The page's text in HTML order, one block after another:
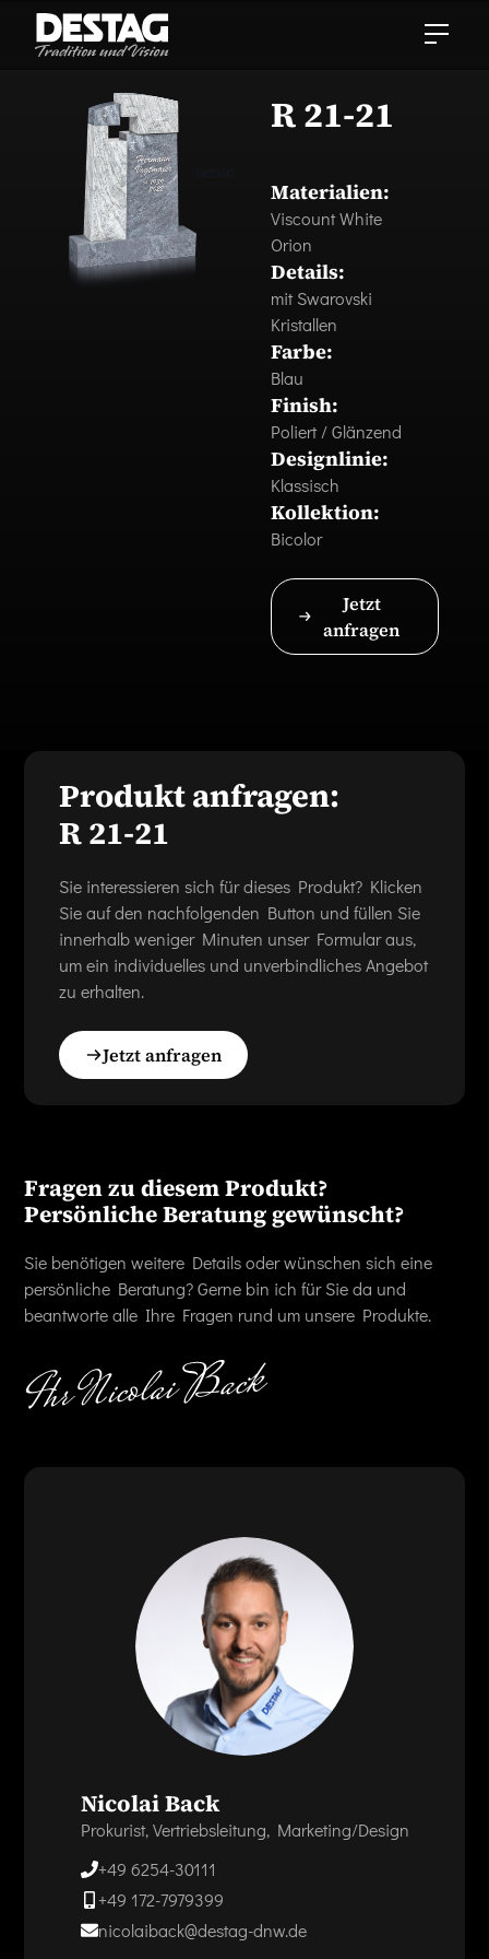
R 21-21
Materialien:
Viscount White
Orion
Details:
mit Swarovski
Kristallen
Farbe:
Blau
Finish:
Poliert / Glänzend
Designlinie:
Klassisch
Kollektion:
Bicolor
Jetzt
anfragen
Produkt anfragen:
R 21-21
Sie interessieren sich für dieses Produkt? Klicken
Sie auf den nachfolgenden Button und füllen Sie
innerhalb weniger Minuten unser Formular aus,
um ein individuelles und unverbindliches Angebot
zu erhalten.
Jetzt anfragen
Fragen zu diesem Produkt?
Persönliche Beratung gewünscht?
Sie benötigen weitere Details oder wünschen sich eine
persönliche Beratung? Gerne bin ich für Sie da und
beantworte alle Ihre Fragen rund um unsere Produkte.
Nicolai Back
Prokurist, Vertriebsleitung, Marketing/Design
+49 6254-30111
+49 172-7979399
nicolaiback@destag-dnw.de